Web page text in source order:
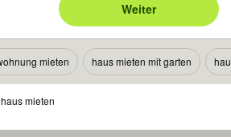
Weiter
mieten haus mieten mit garten
haus mieten